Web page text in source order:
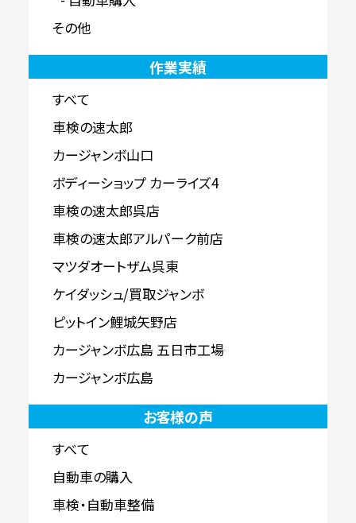
その他
作業実績
すべて
車検の速太郎
カージャンボ山口
ボディーショップ カーライズ4
車検の速太郎呉店
車検の速太郎アルパーク前店
マツダオートザム呉東
ケイダッシュ/買取ジャンボ
ピットイン鯉城矢野店
カージャンボ広島 五日市工場
カージャンボ広島
お客様の声
すべて
自動車の購入
車検・自動車整備